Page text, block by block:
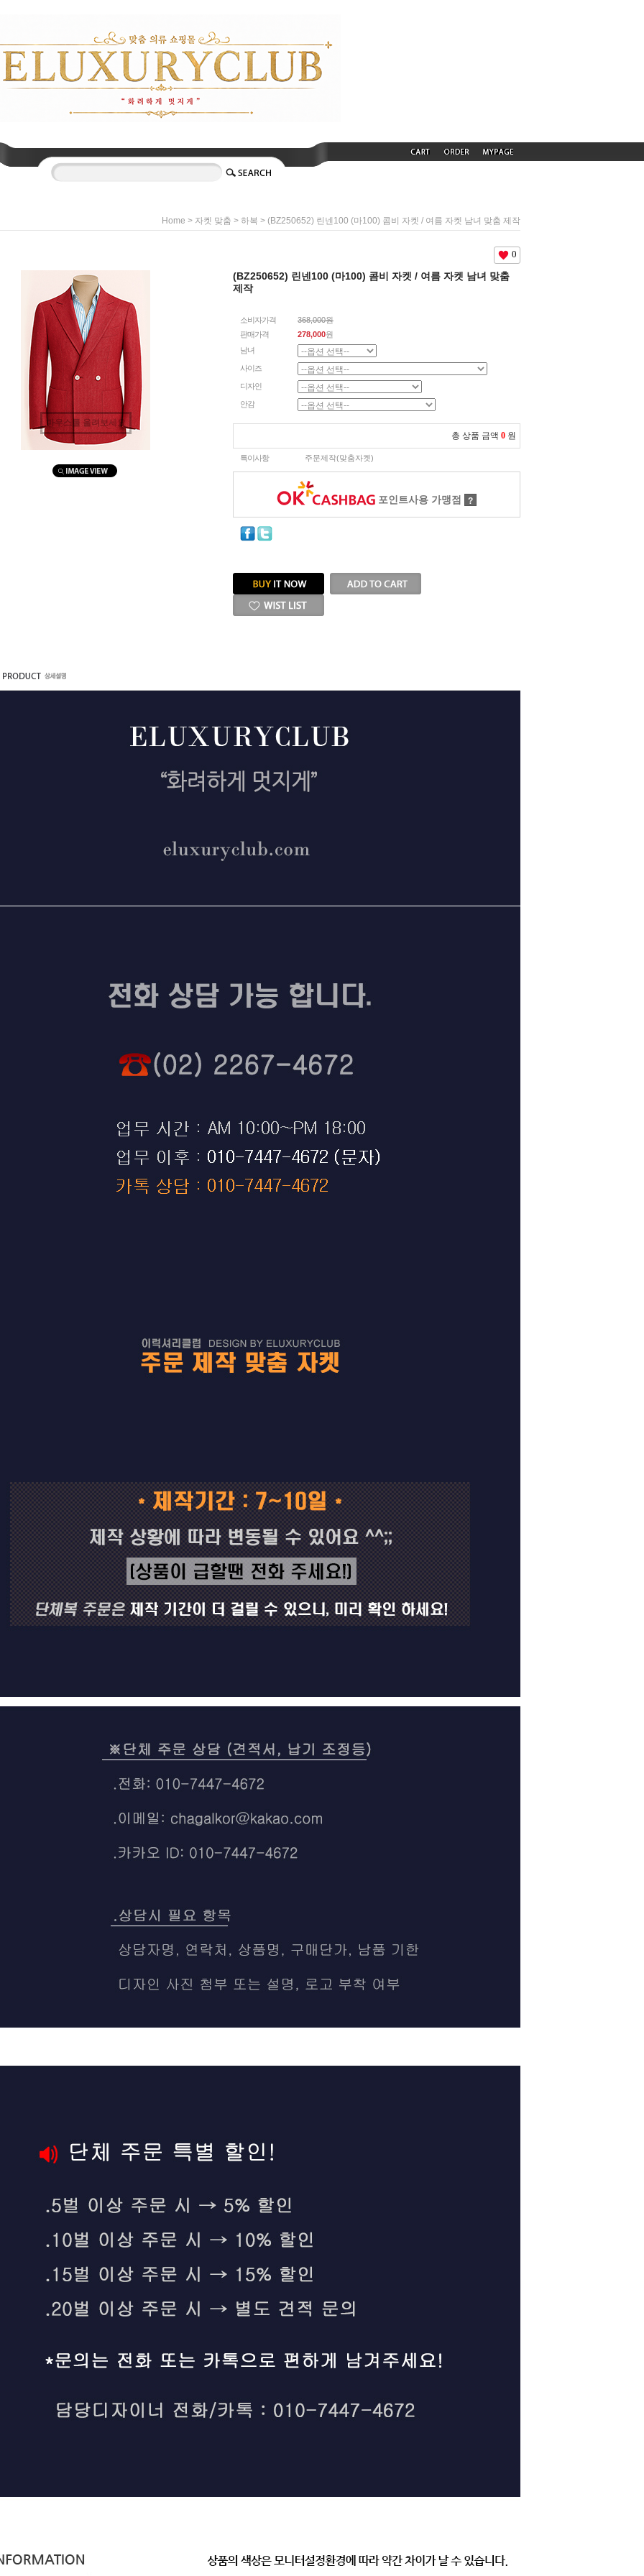
Home > 자켓 맞춤 > 하복 > (BZ250652) 린넨100 (마100) 콤비 자켓 / 여름 자켓 남녀 맞춤 제작
마우스를 올려보세요
0
(BZ250652) 린넨100 (마100) 콤비 자켓 / 여름 자켓 남녀 맞춤
제작
소비자가격
368,000원
판매가격
278,000원
남녀
사이즈
디자인
안감
총 상품 금액 0 원
특이사항 주문제작(맞춤자켓)
포인트사용 가맹점 ?